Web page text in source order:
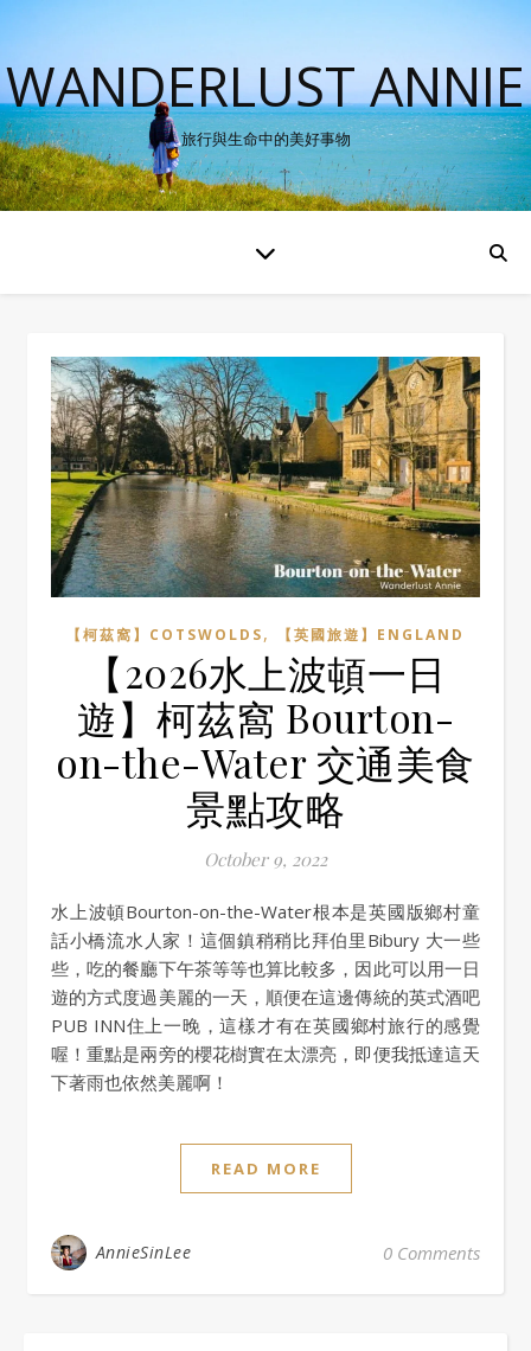
WANDERLUST ANNIE
旅行與生命中的美好事物
【柯茲窩】COTSWOLDS, 【英國旅遊】ENGLAND
【2026水上波頓一日
遊】柯茲窩 Bourton-
on-the-Water 交通美食
景點攻略
October 9, 2022
水上波頓Bourton-on-the-Water根本是英國版鄉村童
話小橋流水人家！這個鎮稍稍比拜伯里Bibury 大一些
些，吃的餐廳下午茶等等也算比較多，因此可以用一日
遊的方式度過美麗的一天，順便在這邊傳統的英式酒吧
PUB INN住上一晚，這樣才有在英國鄉村旅行的感覺
喔！重點是兩旁的櫻花樹實在太漂亮，即便我抵達這天
下著雨也依然美麗啊！
READ MORE
AnnieSinLee 0 Comments